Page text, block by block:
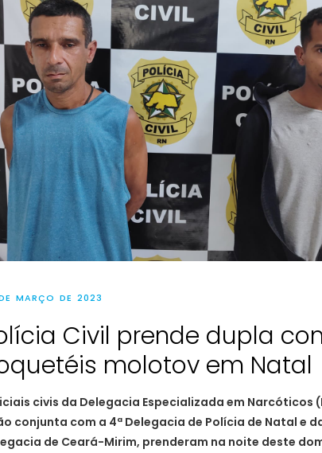
MARÇO DE 2023
Civil prende dupla
molotov em Natal
civis da Delegacia Especializada em Narcóticos
conjunta com a 4ª Delegacia de Polícia de Natal e
de Ceará-Mirim, prenderam na noite deste